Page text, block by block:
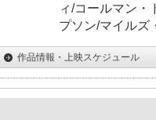
ィ/コールマン・
プソン/マイルズ
作品情報・上映スケジュール